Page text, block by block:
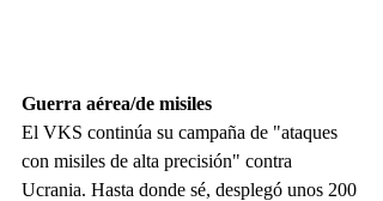
Guerra aérea/de misiles
El VKS continúa su campaña de "ataques
con misiles de alta precisión" contra
Ucrania. Hasta donde sé, desplegó unos 200